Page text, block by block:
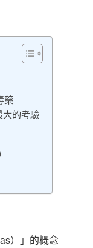
藥
大的考驗
）」的概念